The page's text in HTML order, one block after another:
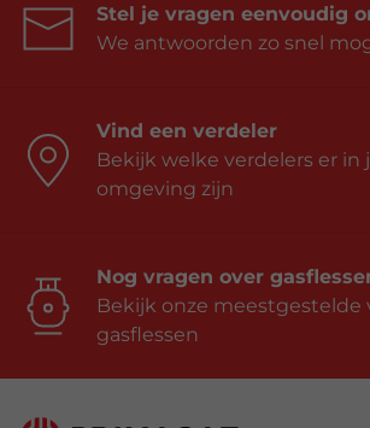
Stel je vragen eenvoudig
We antwoorden zo snel
Vind een verdeler
Bekijk welke verdelers er in
omgeving zijn
Nog vragen over
Bekijk onze meestgestelde
gasflessen